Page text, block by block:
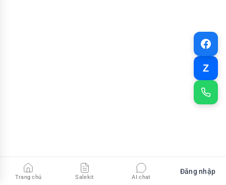
Z
Trang chủ Salekit AI chat
Đăng nhập